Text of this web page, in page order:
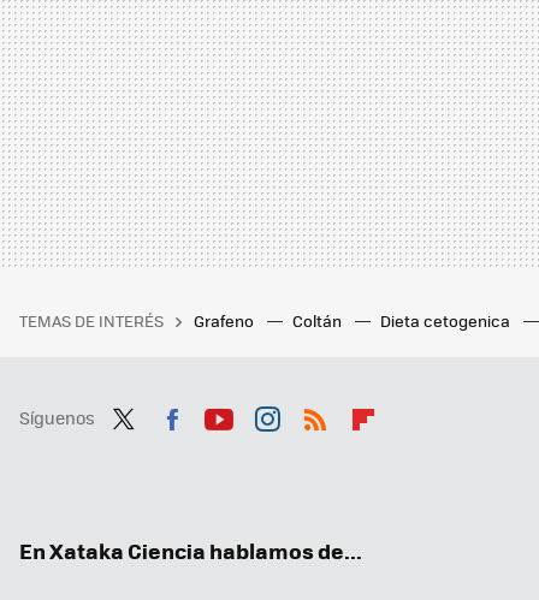
TEMAS DE INTERÉS Grafeno Coltán Dieta cetogenica
Síguenos
En Xataka Ciencia hablamos de...